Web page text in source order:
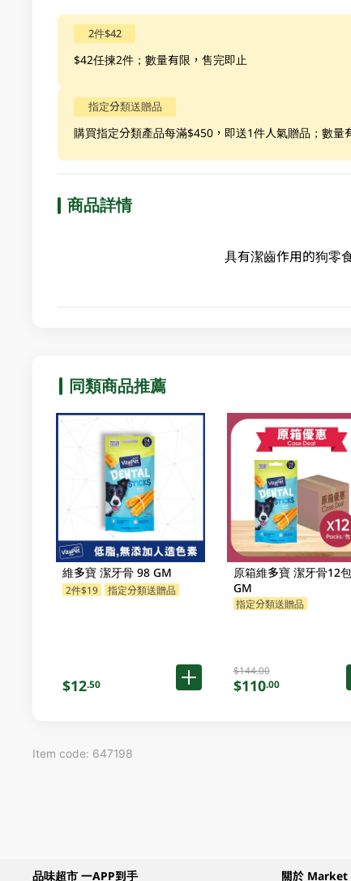
2件$42
$42任揀2件；數量有限，售完即止
指定分類送贈品
購買指定分類產品每滿$450，即送1件人氣贈品；數量
商品詳情
具有潔齒作用的狗零
同類商品推薦
維多寶 潔牙骨 98 GM
2件$19 指定分類送贈品
$12.50
原箱維多寶 潔牙骨12
GM
指定分類送贈品
$144.00
$110.00
Item code: 647198
品味超市 一APP到手 關於 Market